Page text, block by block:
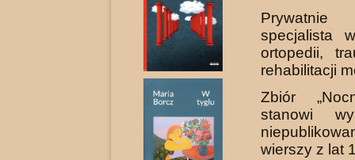
specjalista
ortopedii,
rehabilitacji
Zbiór
stanowi
wierszy z lat